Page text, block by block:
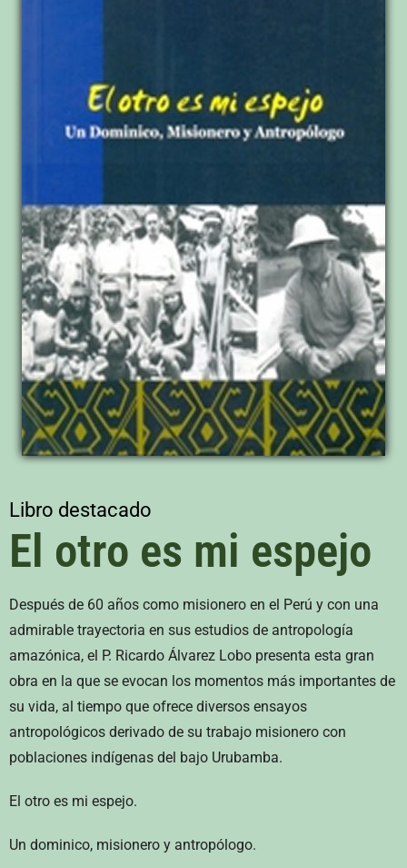
Libro destacado
El otro es mi espejo
Después de 60 años como misionero en el Perú y con una
admirable trayectoria en sus estudios de antropología
amazónica, el P. Ricardo Álvarez Lobo presenta esta gran
obra en la que se evocan los momentos más importantes de
su vida, al tiempo que ofrece diversos ensayos
antropológicos derivado de su trabajo misionero con
poblaciones indígenas del bajo Urubamba.
El otro es mi espejo.
Un dominico, misionero y antropólogo.